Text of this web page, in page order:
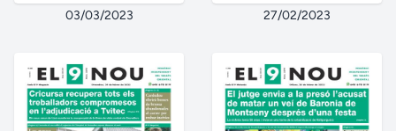
03/03/2023 27/02/2023